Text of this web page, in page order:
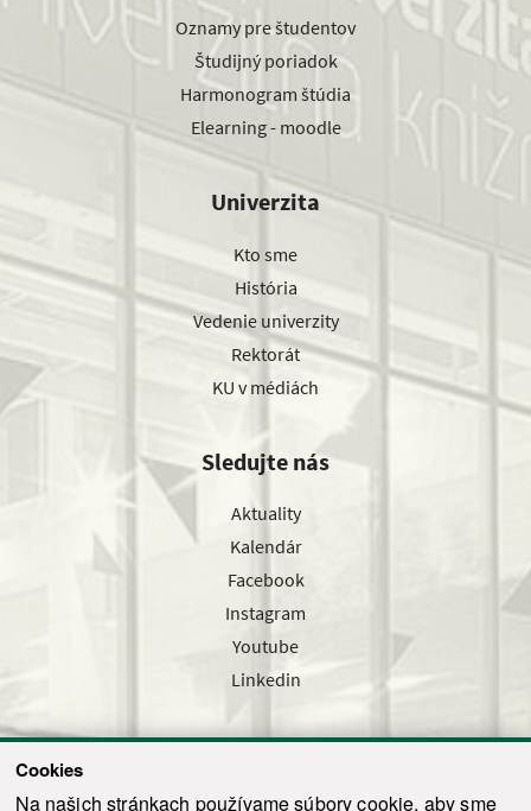
Cookies
Na našich stránkach používame súbory cookie, aby sme
Oznamy pre študentov
Študijný poriadok
Harmonogram štúdia
Elearning - moodle
Univerzita
Kto sme
História
Vedenie univerzity
Rektorát
KU v médiách
Sledujte nás
Aktuality
Kalendár
Facebook
Instagram
Youtube
Linkedin